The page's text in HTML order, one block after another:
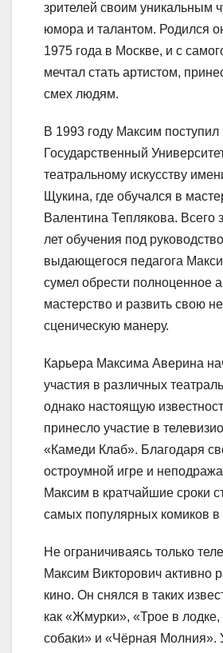
зрителей своим уникальным
юмора и талантом. Родился
1975 года в Москве, и с
мечтал стать артистом,
смех людям.
В 1993 году Максим поступил
Государственный
театральному искусству
Щукина, где обучался в
Валентина Теплякова. Всего
лет обучения под
выдающегося педагога
сумел обрести полноценное
мастерство и развить свою
сценическую манеру.
Карьера Максима Аверина
участия в различных
однако настоящую
принесло участие в
«Камеди Клаб». Благодаря
остроумной игре и
Максим в кратчайшие сроки
самых популярных комиков в
Не ограничиваясь только
Максим Викторович активно
кино. Он снялся в таких
как «Жмурки», «Трое в лодке,
собаки» и «Чёрная Молния».